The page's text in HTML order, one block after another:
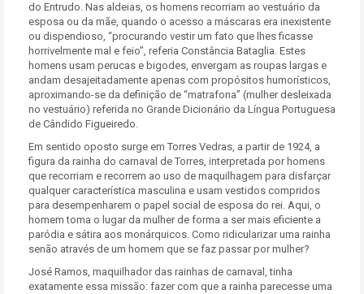
do Entrudo. Nas aldeias, os homens recorriam ao vestuário da
esposa ou da mãe, quando o acesso a máscaras era inexistente
ou dispendioso, “procurando vestir um fato que lhes ficasse
horrivelmente mal e feio”, referia Constância Bataglia. Estes
homens usam perucas e bigodes, envergam as roupas largas e
andam desajeitadamente apenas com propósitos humorísticos,
aproximando-se da definição de “matrafona” (mulher desleixada
no vestuário) referida no Grande Dicionário da Língua Portuguesa
de Cândido Figueiredo.
Em sentido oposto surge em Torres Vedras, a partir de 1924, a
figura da rainha do carnaval de Torres, interpretada por homens
que recorriam e recorrem ao uso de maquilhagem para disfarçar
qualquer característica masculina e usam vestidos compridos
para desempenharem o papel social de esposa do rei. Aqui, o
homem toma o lugar da mulher de forma a ser mais eficiente a
paródia e sátira aos monárquicos. Como ridicularizar uma rainha
senão através de um homem que se faz passar por mulher?
José Ramos, maquilhador das rainhas de carnaval, tinha
exatamente essa missão: fazer com que a rainha parecesse uma